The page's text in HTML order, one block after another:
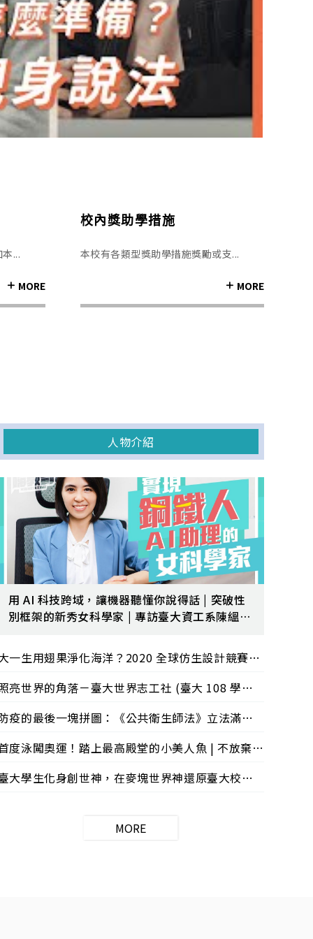
...
MORE
校內獎助學措施
本校有各類型獎助學措施獎勵或支...
MORE
人物介紹
用 AI 科技跨域，讓機器聽懂你說得話 | 突破性
別框架的新秀女科學家 | 專訪臺大資工系陳縕儂
大一生用翅果淨化海洋？2020 全球仿生設計競賽獎得主｜臺大仿生設計團隊【嗨教育：焦點人物】
照亮世界的角落－臺大世界志工社 (臺大 108 學年度學生社會奉獻特別獎)【嗨教育：焦點人物】
防疫的最後一塊拼圖：《公共衛生師法》立法滿周年 ｜專訪台灣公共衛生學會理事長陳保中醫師【嗨教育：社會關注 】
首度泳闖奧運！踏上最高殿堂的小美人魚 | 不放棄 0.1% 的機會勇敢逐夢 | 專訪臺大黃渼茜選手
臺大學生化身創世神，在麥塊世界神還原臺大校園 | 專訪臺大麥塊團隊
MORE